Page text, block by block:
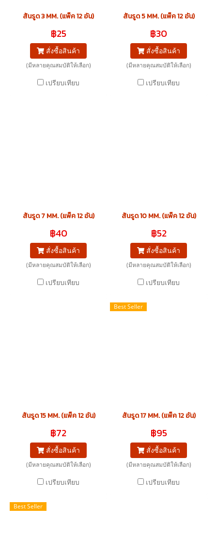
สันรูด 3 MM. (แพ็ค 12 อัน)
฿25
สั่งซื้อสินค้า
(มีหลายคุณสมบัติให้เลือก)
เปรียบเทียบ
สันรูด 5 MM. (แพ็ค 12 อัน)
฿30
สั่งซื้อสินค้า
(มีหลายคุณสมบัติให้เลือก)
เปรียบเทียบ
สันรูด 7 MM. (แพ็ค 12 อัน)
฿40
สั่งซื้อสินค้า
(มีหลายคุณสมบัติให้เลือก)
เปรียบเทียบ
สันรูด 10 MM. (แพ็ค 12 อัน)
฿52
สั่งซื้อสินค้า
(มีหลายคุณสมบัติให้เลือก)
เปรียบเทียบ
สันรูด 15 MM. (แพ็ค 12 อัน)
฿72
สั่งซื้อสินค้า
(มีหลายคุณสมบัติให้เลือก)
เปรียบเทียบ
Best Seller
สันรูด 17 MM. (แพ็ค 12 อัน)
฿95
สั่งซื้อสินค้า
(มีหลายคุณสมบัติให้เลือก)
เปรียบเทียบ
Best Seller